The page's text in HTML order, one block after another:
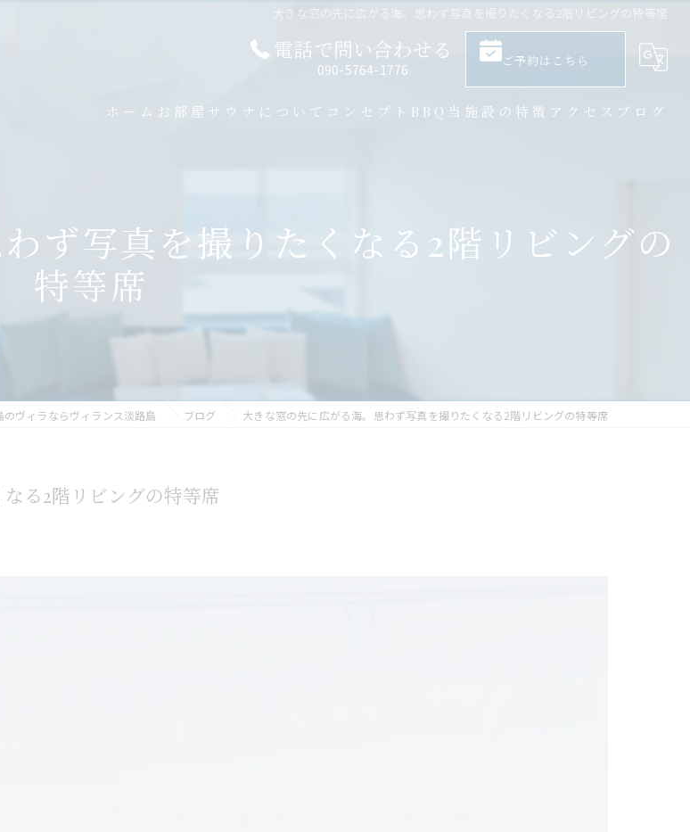
大きな窓の先に広がる海。思わず写真を撮りたくなる2階リビングの特等席
​090-5764-1776
電話で問い合わせる ご予約はこちら
ホーム お部屋 サウナについて コンセプト BBQ 当施設の特徴
バーベキュー
アクセス ブログ
ず写真を撮りたくなる2階リビングの
特等席
のヴィラならヴィランス淡路島 ブログ 大きな窓の先に広がる海。思わず写真を撮りたくなる2階リビングの特等席
る2階リビングの特等席